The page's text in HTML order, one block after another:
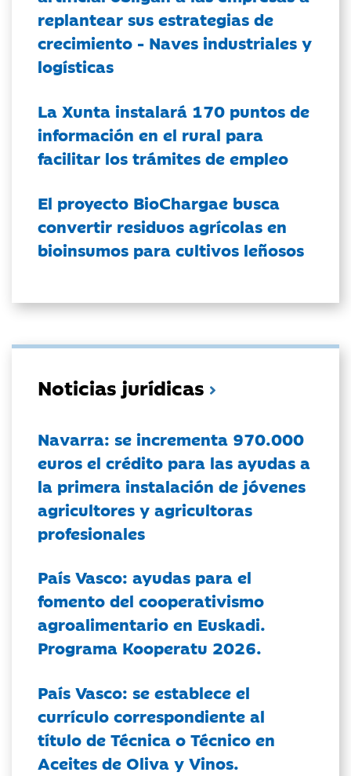
replantear sus estrategias de
crecimiento - Naves industriales y
logísticas
La Xunta instalará 170 puntos de
información en el rural para
facilitar los trámites de empleo
El proyecto BioChargae busca
convertir residuos agrícolas en
bioinsumos para cultivos leñosos
Noticias jurídicas
Navarra: se incrementa 970.000
euros el crédito para las ayudas a
la primera instalación de jóvenes
agricultores y agricultoras
profesionales
País Vasco: ayudas para el
fomento del cooperativismo
agroalimentario en Euskadi.
Programa Kooperatu 2026.
País Vasco: se establece el
currículo correspondiente al
título de Técnica o Técnico en
Aceites de Oliva y Vinos.